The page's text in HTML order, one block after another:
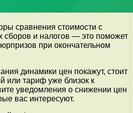
сравнения стоимости с
сборов и налогов — это поможет
при окончательном
динамики цен покажут, стоит
или тариф уже близок к
уведомления о снижении цен
вас интересуют.